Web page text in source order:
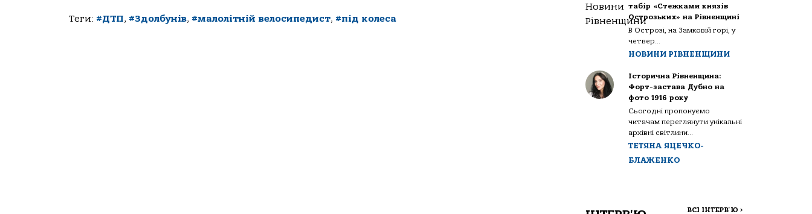
Теги: #ДТП, #Здолбунів, #малолітній велосипедист, #під колеса
табір «Стежками князів
Острозьких» на Рівненщині
В Острозі, на Замковій горі, у
четвер...
НОВИНИ РІВНЕНЩИНИ
Історична Рівненщина:
Форт-застава Дубно на
фото 1916 року
Сьогодні пропонуємо
читачам переглянути унікальні
архівні світлини...
ТЕТЯНА ЯЦЕЧКО-
БЛАЖЕНКО
ВСІ ІНТЕРВ'Ю >